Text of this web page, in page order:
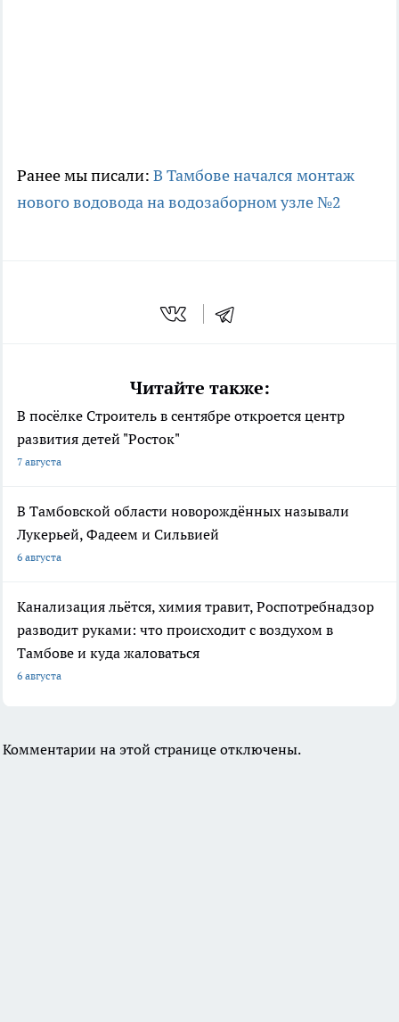
Ранее мы писали: В Тамбове начался монтаж
нового водовода на водозаборном узле №2
Читайте также:
В посёлке Строитель в сентябре откроется центр
развития детей "Росток"
7 августа
В Тамбовской области новорождённых называли
Лукерьей, Фадеем и Сильвией
6 августа
Канализация льётся, химия травит, Роспотребнадзор
разводит руками: что происходит с воздухом в
Тамбове и куда жаловаться
6 августа
Комментарии на этой странице отключены.